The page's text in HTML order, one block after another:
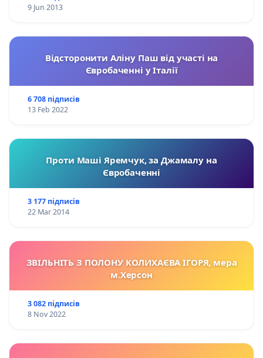
9 Jun 2013
Відсторонити Аліну Паш від участі на
Євробаченні у Італії
6 708 підписів
13 Feb 2022
Проти Маші Яремчук, за Джамалу на
Євробаченні
3 177 підписів
22 Mar 2014
ЗВІЛЬНІТЬ З ПОЛОНУ КОЛИХАЄВА ІГОРЯ, мера
м.Херсон
3 082 підписів
8 Nov 2022